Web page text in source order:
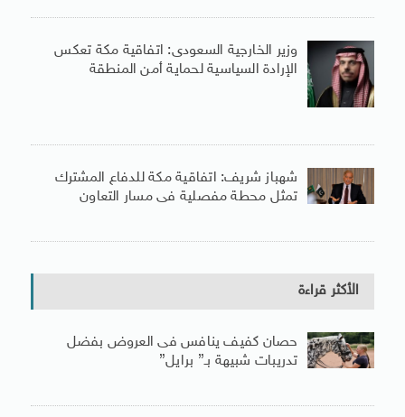
وزير الخارجية السعودى: اتفاقية مكة تعكس
الإرادة السياسية لحماية أمن المنطقة
شهباز شريف: اتفاقية مكة للدفاع المشترك
تمثل محطة مفصلية فى مسار التعاون
الأكثر قراءة
حصان كفيف ينافس فى العروض بفضل
تدريبات شبيهة بـ” برايل”